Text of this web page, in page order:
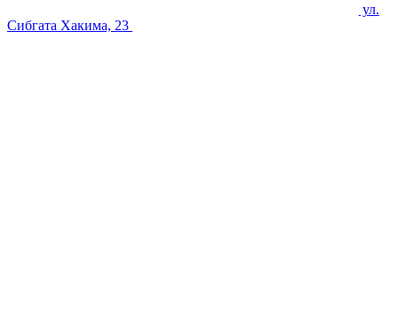
ул.
Сибгата Хакима, 23